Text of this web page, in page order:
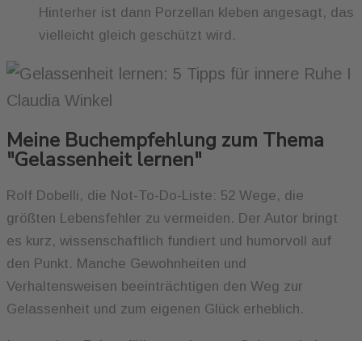
Hinterher ist dann Porzellan kleben angesagt, das
vielleicht gleich geschützt wird.
Meine Buchempfehlung zum Thema
"Gelassenheit lernen"
Rolf Dobelli, die Not-To-Do-Liste: 52 Wege, die
größten Lebensfehler zu vermeiden. Der Autor bringt
es kurz, wissenschaftlich fundiert und humorvoll auf
den Punkt. Manche Gewohnheiten und
Verhaltensweisen beeinträchtigen den Weg zur
Gelassenheit und zum eigenen Glück erheblich.